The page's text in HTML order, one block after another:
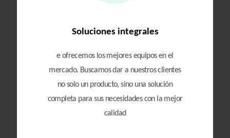
Soluciones integrales
e ofrecemos los mejores equipos en el
mercado. Buscamos dar a nuestros clientes
no solo un producto, sino una solución
completa para sus necesidades con la mejor
calidad